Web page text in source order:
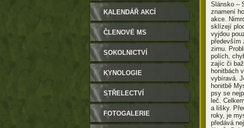
Slánsko –
znamení
akce.
sklízejí
vyjdou
především
zimu.
polích,
zajíc či
honitbách
vybíravá.
honitbě
psy se
leč.
a lišky.
roky, je
předává
KALENDÁŘ AKCÍ
ČLENOVÉ MS
SOKOLNICTVÍ
KYNOLOGIE
STŘELECTVÍ
FOTOGALERIE